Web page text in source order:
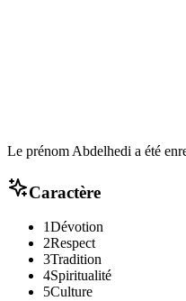
Le prénom Abdelhedi a été
Caractère
1Dévotion
2Respect
3Tradition
4Spiritualité
5Culture